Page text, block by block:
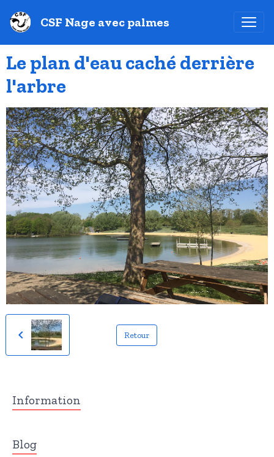
CSF Nage avec palmes
Le plan d'eau caché derrière
l'arbre
Retour
Information
Blog